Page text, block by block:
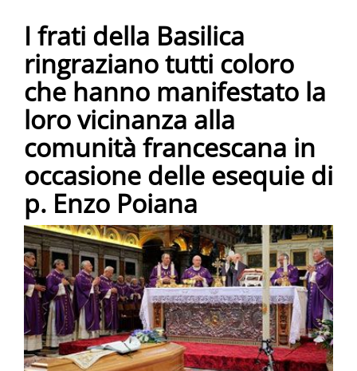
I frati della Basilica
ringraziano tutti coloro
che hanno manifestato la
loro vicinanza alla
comunità francescana in
occasione delle esequie di
p. Enzo Poiana